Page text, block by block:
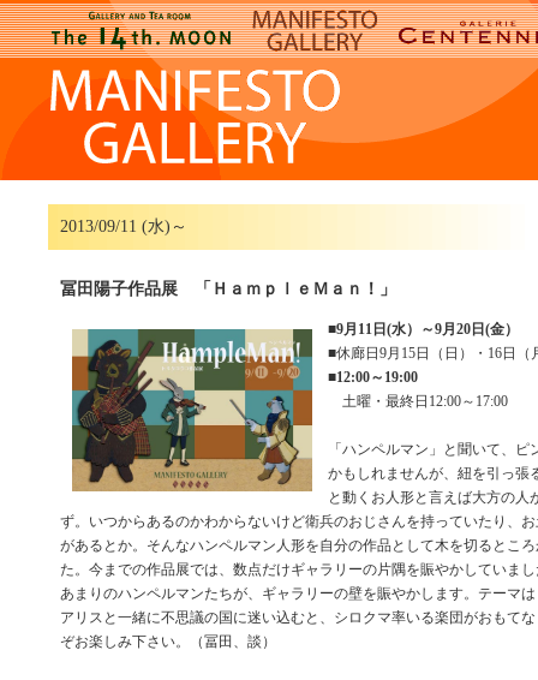
2013/09/11 (水)～
冨田陽子作品展 「ＨａｍｐｌｅＭａｎ！」
■9月11日(水）～9月20日(金）
■休廊日9月15日（日）・16日（
■12:00～19:00
土曜・最終日12:00～17:00
「ハンペルマン」と聞いて、
かもしれませんが、紐を引っ張
と動くお人形と言えば大方の人
ず。いつからあるのかわからないけど衛兵のおじさんを持っていたり、
があるとか。そんなハンペルマン人形を自分の作品として木を切るとこ
た。今までの作品展では、数点だけギャラリーの片隅を賑やかしていま
あまりのハンペルマンたちが、ギャラリーの壁を賑やかします。テーマ
アリスと一緒に不思議の国に迷い込むと、シロクマ率いる楽団がおもて
ぞお楽しみ下さい。（冨田、談）